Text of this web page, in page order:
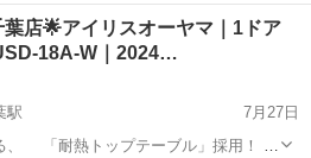
、 フリーアクセスデザイン採用で、
...
キッチン家電 ドア
店🌟アイリスオーヤマ｜1ドア
18A-W｜2024…
駅
7月27日
、 「耐熱トップテーブル」採用！ ★